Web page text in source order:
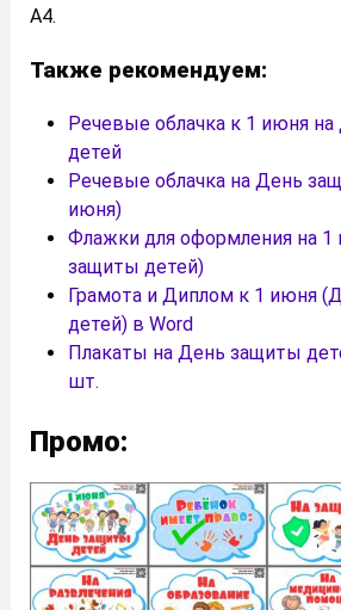
A4.
Также рекомендуем:
Речевые облачка к 1 июня
детей
Речевые облачка на День
июня)
Флажки для оформления на
защиты детей)
Грамота и Диплом к 1 июня
детей) в Word
Плакаты на День защиты
шт.
Промо: